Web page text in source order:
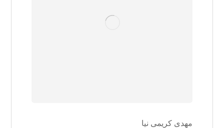
مهدی کریمی نیا